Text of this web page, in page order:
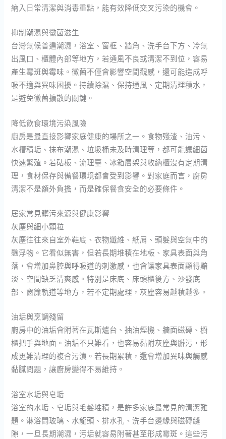
納入日常清潔與消毒重點，能有效降低交叉污染的機會。
抑制潮濕與黴菌滋生
台灣氣候普遍潮濕，浴室、窗框、牆角、洗手台下方、冷氣
出風口、櫃體內部等地方，若通風不良或清潔不到位，容易
產生霉斑與霉味。黴菌不僅會影響空間觀感，還可能造成呼
吸不適與異味困擾。持續除濕、保持通風、定期清理積水，
是避免黴菌擴散的關鍵。
降低飲食環境污染風險
廚房是最直接影響家庭健康的場所之一。食物殘渣、油污、
水槽積垢、抹布潮濕、垃圾桶未及時清理等，都可能讓細菌
快速繁殖。若砧板、流理臺、冰箱層架與收納櫃沒有定期清
理，食材保存與備餐環境都會受到影響。對家庭而言，廚房
清潔不是額外負擔，而是確保餐食安全的必要條件。
居家常見髒污來源與健康影響
灰塵與細小顆粒
灰塵往往來自室外鞋底、衣物纖維、紙屑、頭髮與空氣中的
懸浮物。它看似無害，但若長期堆積在地板、家具表面與角
落，會增加鼻腔與呼吸道的刺激感，也會讓家具表面顯得黯
淡、空間缺乏清爽感。特別是床底、床頭櫃後方、沙發底
部、窗簾軌道等地方，若不定期處理，灰塵容易越積越多。
油垢與烹調殘留
廚房中的油垢會附著在瓦斯爐台、抽油煙機、牆面磁磚、櫥
櫃把手與地面。油垢不只難看，也容易黏附灰塵與髒污，形
成更難清理的複合污漬。若長期累積，還會增加異味與觸感
黏膩問題，讓廚房變得不易維持。
浴室水垢與皂垢
浴室的水垢、皂垢與毛髮堆積，是許多家庭最常見的清潔難
題。淋浴間玻璃、水龍頭、排水孔、洗手台邊緣與磁磚縫
隙，一旦長期潮濕，污垢就容易附著甚至形成霉斑。這些污